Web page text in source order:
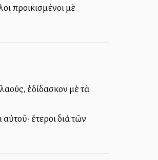
προικισμένοι μὲ
ἐδίδασκον μὲ τὰ
ἕτεροι διὰ τῶν